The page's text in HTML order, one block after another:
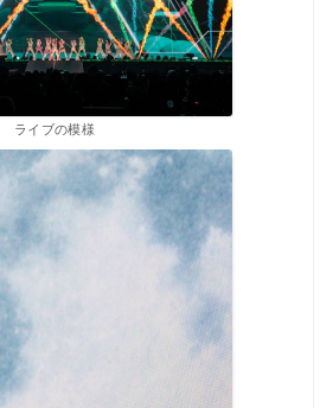
ライブの模様